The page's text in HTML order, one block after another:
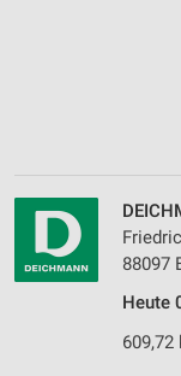
88097
Heute
609,72